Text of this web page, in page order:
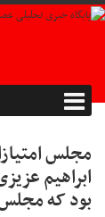
مجلس
ابراهیم
بود که